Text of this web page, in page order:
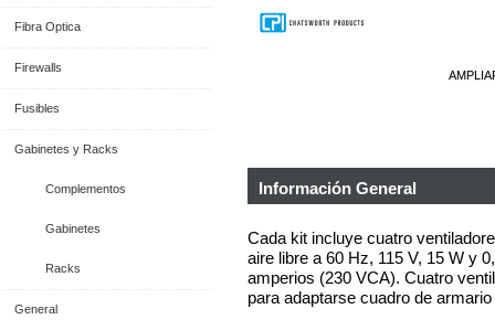
Fibra Optica
Firewalls
Fusibles
Gabinetes y Racks
Complementos
Gabinetes
Racks
General
Información General
Cada kit incluye cuatro
aire libre a 60 Hz, 115 V, 15 W y
amperios (230 VCA). Cuatro
para adaptarse cuadro de armario